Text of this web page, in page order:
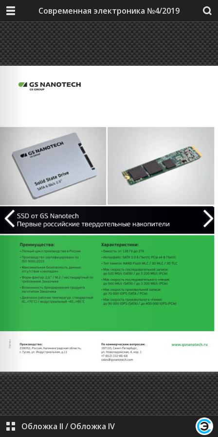
Современная электроника №4/2019
Обложка II / Обложка IV